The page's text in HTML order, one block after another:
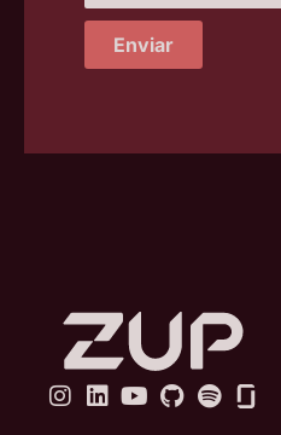
Enviar